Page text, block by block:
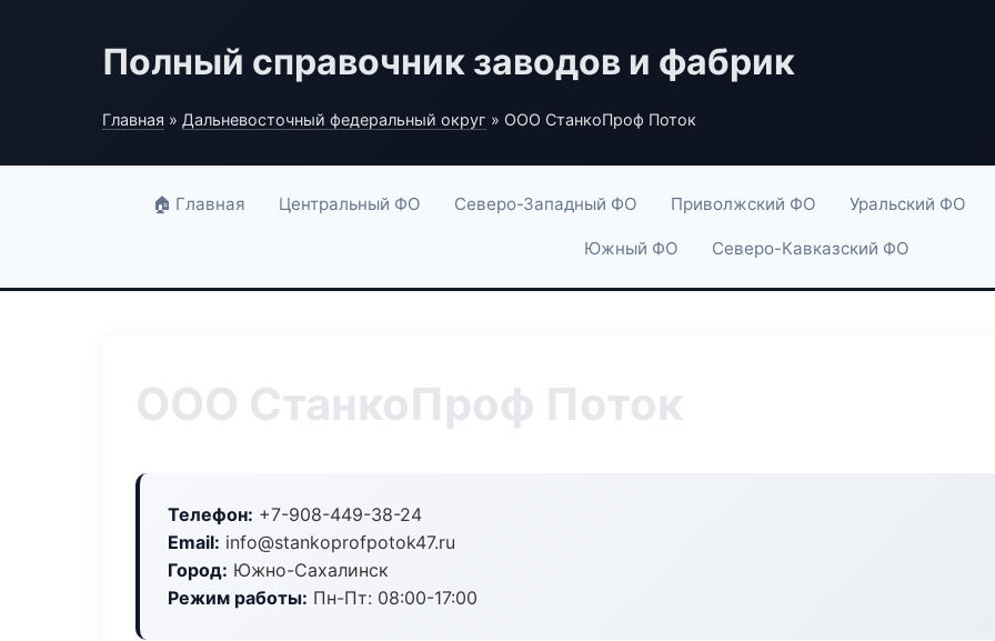
Полный справочник заводов и фабрик
Главная » Дальневосточный федеральный округ » ООО СтанкоПроф Поток
🏠 Главная Центральный ФО Северо-Западный ФО Приволжский ФО Уральский ФО
Южный ФО Северо-Кавказский ФО
ООО СтанкоПроф Поток
Телефон: +7-908-449-38-24
Email: info@stankoprofpotok47.ru
Город: Южно-Сахалинск
Режим работы: Пн-Пт: 08:00-17:00